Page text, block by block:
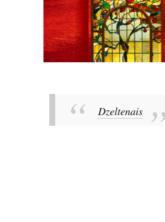
Dzeltenais